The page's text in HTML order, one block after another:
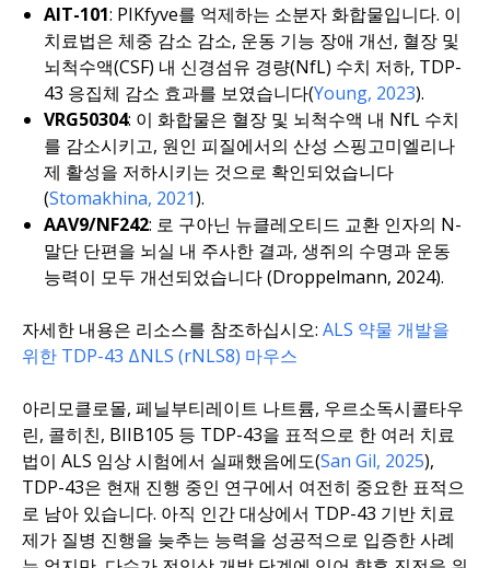
AIT-101: PIKfyve를 억제하는 소분자 화합물입니다. 이
치료법은 체중 감소 감소, 운동 기능 장애 개선, 혈장 및
뇌척수액(CSF) 내 신경섬유 경량(NfL) 수치 저하, TDP-
43 응집체 감소 효과를 보였습니다(Young, 2023).
VRG50304: 이 화합물은 혈장 및 뇌척수액 내 NfL 수치
를 감소시키고, 원인 피질에서의 산성 스핑고미엘리나
제 활성을 저하시키는 것으로 확인되었습니다
(Stomakhina, 2021).
AAV9/NF242: 로 구아닌 뉴클레오티드 교환 인자의 N-
말단 단편을 뇌실 내 주사한 결과, 생쥐의 수명과 운동
능력이 모두 개선되었습니다 (Droppelmann, 2024).
자세한 내용은 리소스를 참조하십시오: ALS 약물 개발을
위한 TDP-43 ΔNLS (rNLS8) 마우스
아리모클로몰, 페닐부티레이트 나트륨, 우르소독시콜타우
린, 콜히친, BIIB105 등 TDP-43을 표적으로 한 여러 치료
법이 ALS 임상 시험에서 실패했음에도(San Gil, 2025),
TDP-43은 현재 진행 중인 연구에서 여전히 중요한 표적으
로 남아 있습니다. 아직 인간 대상에서 TDP-43 기반 치료
제가 질병 진행을 늦추는 능력을 성공적으로 입증한 사례